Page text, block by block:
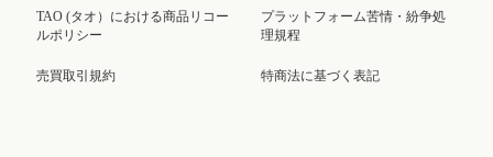
TAO (タオ）における商品リコー
ルポリシー
売買取引規約
プラットフォーム苦情・紛争処
理規程
特商法に基づく表記